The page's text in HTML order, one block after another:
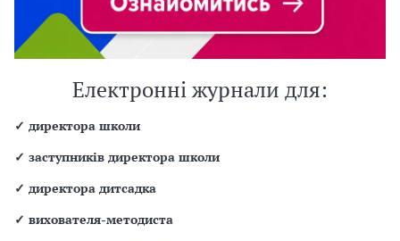
Електронні журнали для:
✓ директора школи
✓ заступників директора школи
✓ директора дитсадка
✓ вихователя-методиста